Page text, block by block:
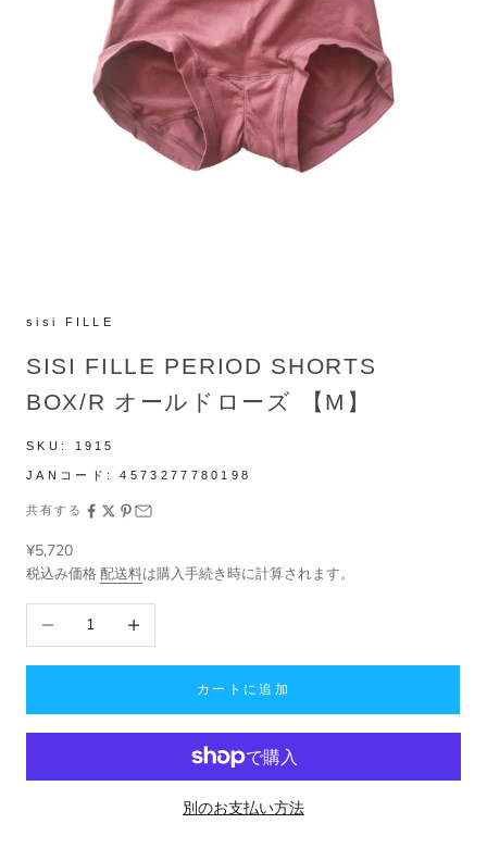
sisi FILLE
SISI FILLE PERIOD SHORTS
BOX/R オールドローズ 【M】
SKU: 1915
JANコード:4573277780198
共有する
セール価格
¥5,720
税込み価格配送料は購入手続き時に計算されます。
数量を減らす 数量を増やす
カートに追加
別のお支払い方法